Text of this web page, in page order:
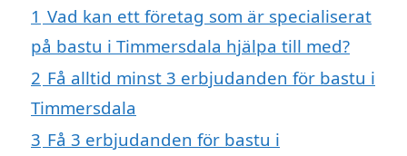
1 Vad kan ett företag som är specialiserat
på bastu i Timmersdala hjälpa till med?
2 Få alltid minst 3 erbjudanden för bastu i
Timmersdala
3 Få 3 erbjudanden för bastu i